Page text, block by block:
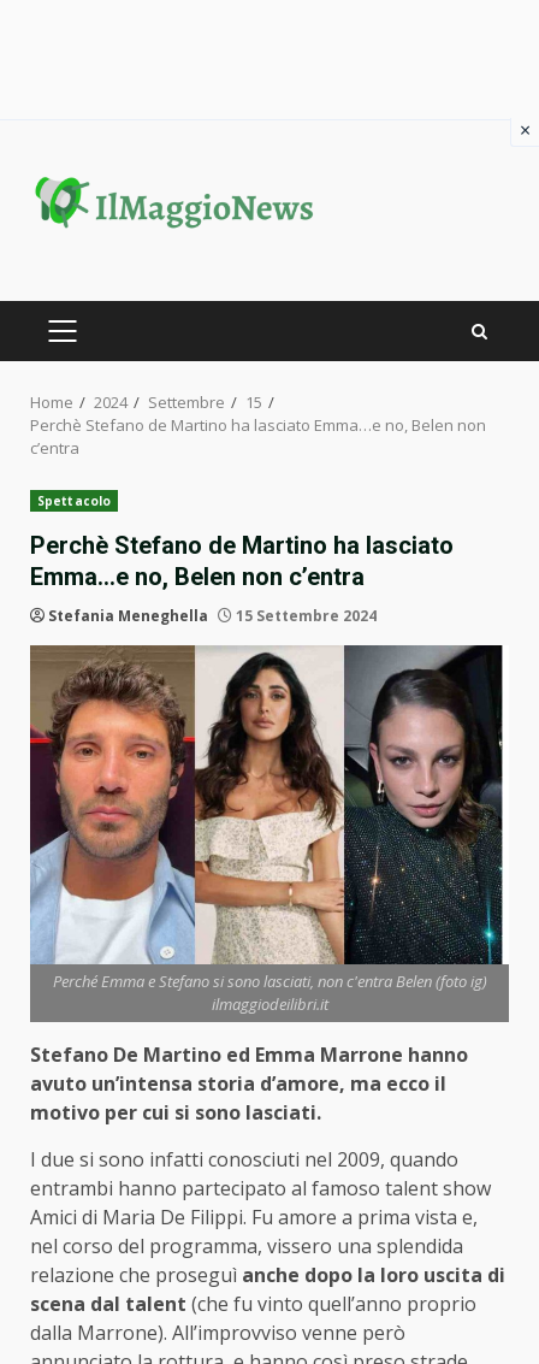
content
PRIMARY
Home 2024 Settembre
15
Perchè Stefano de Martino ha lasciato Emma…e no, Belen non
c’entra
Spettacolo
Perchè Stefano de Martino ha lasciato
Emma…e no, Belen non c’entra
Stefania Meneghella 15 Settembre 2024
Perché Emma e Stefano si sono lasciati, non c'entra Belen (foto ig)
ilmaggiodeilibri.it
Stefano De Martino ed Emma Marrone hanno
avuto un’intensa storia d’amore, ma ecco il
motivo per cui si sono lasciati.
I due si sono infatti conosciuti nel 2009, quando
entrambi hanno partecipato al famoso talent show
Amici di Maria De Filippi. Fu amore a prima vista e,
nel corso del programma, vissero una splendida
relazione che proseguì anche dopo la loro uscita di
scena dal talent (che fu vinto quell’anno proprio
dalla Marrone). All’improvviso venne però
×